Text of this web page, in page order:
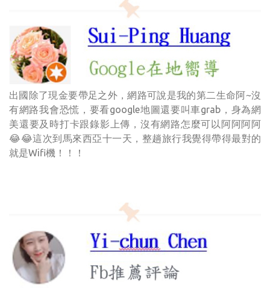
出國除了現金要帶足之外，網路可說是我的第二生命阿~沒
有網路我會恐慌，要看google地圖還要叫車grab，身為網
美還要及時打卡跟錄影上傳，沒有網路怎麼可以阿阿阿阿
😂😂這次到馬來西亞十一天，整趟旅行我覺得帶得最對的
就是Wifi機！！！